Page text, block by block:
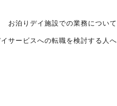
お泊りデイ施設での業務について
サービスへの転職を検討する人へ